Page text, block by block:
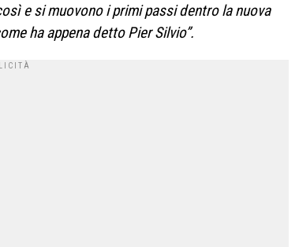
e si muovono i primi passi dentro la nuova
ha appena detto Pier Silvio”.